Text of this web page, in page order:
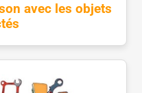
avec les objets